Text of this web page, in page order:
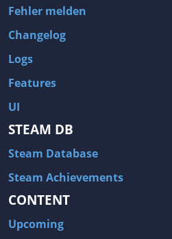
Fehler melden
Changelog
Logs
Features
UI
STEAM DB
Steam Database
Steam Achievements
CONTENT
Upcoming